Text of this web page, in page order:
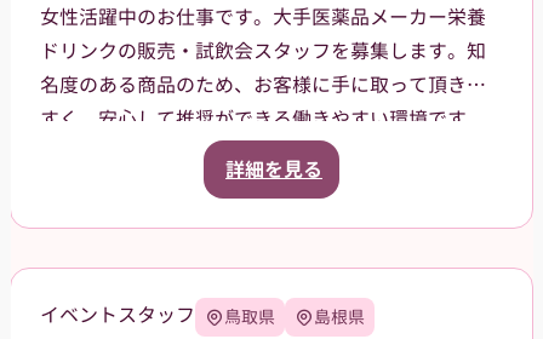
女性活躍中のお仕事です。大手医薬品メーカー栄養
ドリンクの販売・試飲会スタッフを募集します。知
名度のある商品のため、お客様に手に取って頂きや
すく、安心して推奨ができる働きやすい環境です。
一都六県（茨城県、栃木県、群馬県、埼玉県、千葉
県、東京都、神奈川県）など各地のドラッグスト
詳細を見る
イベントスタッフ 鳥取県 島根県